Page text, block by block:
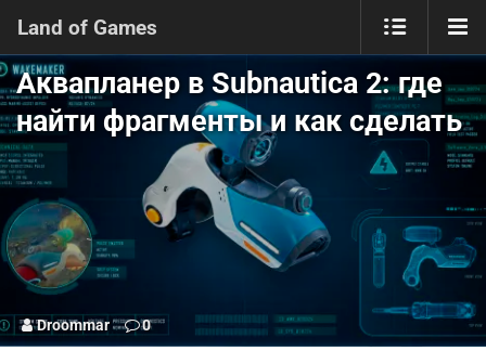
Land of Games
Аквапланер в Subnautica 2: где
найти фрагменты и как сделать
Droommar 0